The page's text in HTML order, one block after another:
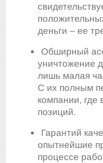
деньги – ее
Обширный
уничтожение
лишь малая
С их полным
компании, где
позиций.
Гарантий
опытнейшие
процессе